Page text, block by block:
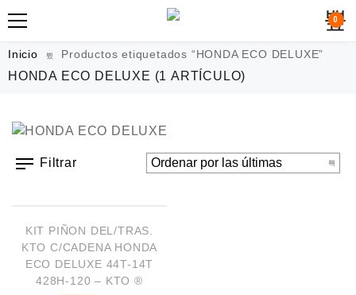
0
Inicio Productos etiquetados “HONDA ECO DELUXE”
HONDA ECO DELUXE (1 ARTÍCULO)
Filtrar
¡OFERTA!
KIT PIÑON DEL/TRAS.
KTO C/CADENA HONDA
ECO DELUXE 44T-14T
428H-120 – KTO ®